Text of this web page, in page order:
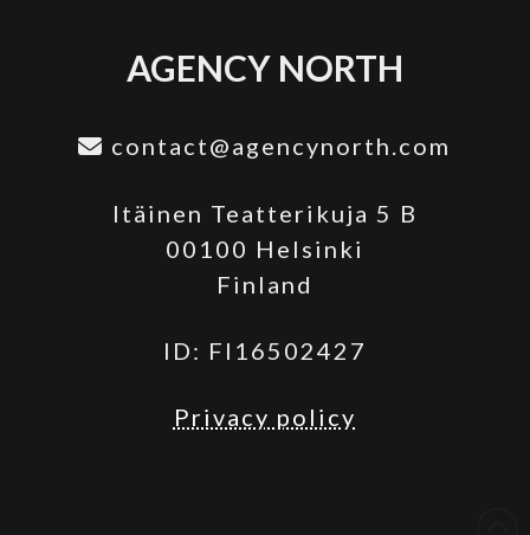
AGENCY NORTH
contact@agencynorth.com
Itäinen Teatterikuja 5 B
00100 Helsinki
Finland
ID: FI16502427
Privacy policy